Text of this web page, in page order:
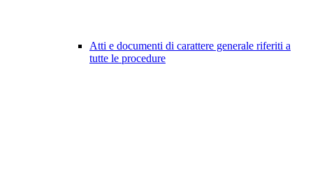
Atti e documenti di carattere generale riferiti a
tutte le procedure